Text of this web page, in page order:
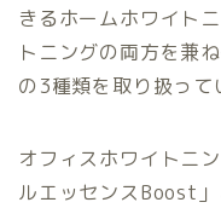
きるホームホワイト
トニングの両方を兼
の3種類を取り扱って
オフィスホワイトニ
ルエッセンスBoost